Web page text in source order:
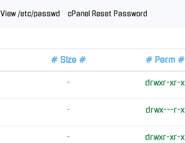
View /etc/passwd cPanel Reset Password
# Size # # Perm #
- drwxr-xr-x
- drwx---r-x
- drwxr-xr-x